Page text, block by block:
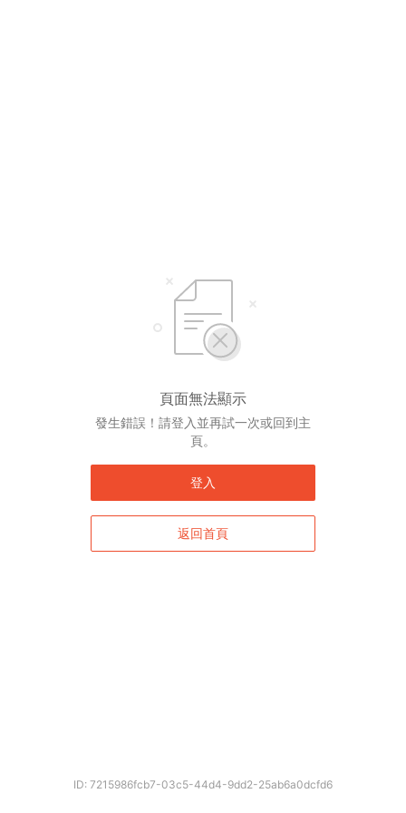
頁面無法顯示
發生錯誤！請登入並再試一次或回到主
頁。
登入
返回首頁
ID: 7215986fcb7-03c5-44d4-9dd2-25ab6a0dcfd6